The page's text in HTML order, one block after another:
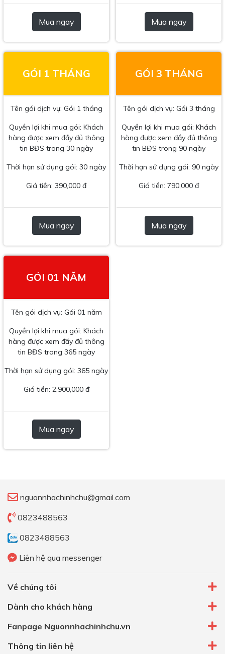
Mua ngay Mua ngay
GÓI 1 THÁNG
Tên gói dịch vụ: Gói 1 tháng
Quyền lợi khi mua gói: Khách
hàng được xem đầy đủ thông
tin BĐS trong 30 ngày
Thời hạn sử dụng gói: 30 ngày
Giá tiền: 390,000 đ
Mua ngay
GÓI 3 THÁNG
Tên gói dịch vụ: Gói 3 tháng
Quyền lợi khi mua gói: Khách
hàng được xem đầy đủ thông
tin BĐS trong 90 ngày
Thời hạn sử dụng gói: 90 ngày
Giá tiền: 790,000 đ
Mua ngay
GÓI 01 NĂM
Tên gói dịch vụ: Gói 01 năm
Quyền lợi khi mua gói: Khách
hàng được xem đầy đủ thông
tin BĐS trong 365 ngày
Thời hạn sử dụng gói: 365 ngày
Giá tiền: 2,900,000 đ
Mua ngay
nguonnhachinhchu@gmail.com
0823488563
0823488563
Liên hệ qua messenger
Về chúng tôi
Dành cho khách hàng
Fanpage Nguonnhachinhchu.vn
Thông tin liên hệ